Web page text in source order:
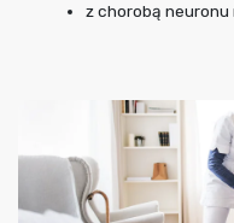
z chorobą neuronu